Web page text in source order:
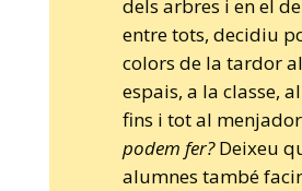
dels arbres i en el
entre tots, decidiu
colors de la tardor
espais, a la classe,
fins i tot al
podem fer?Deixeu
alumnes també